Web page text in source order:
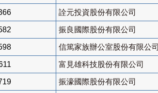
詮元投資股份有限公司
振良國際股份有限公司
信篤家族辦公室股份有限公司
富見雄科技股份有限公司
振濠國際股份有限公司